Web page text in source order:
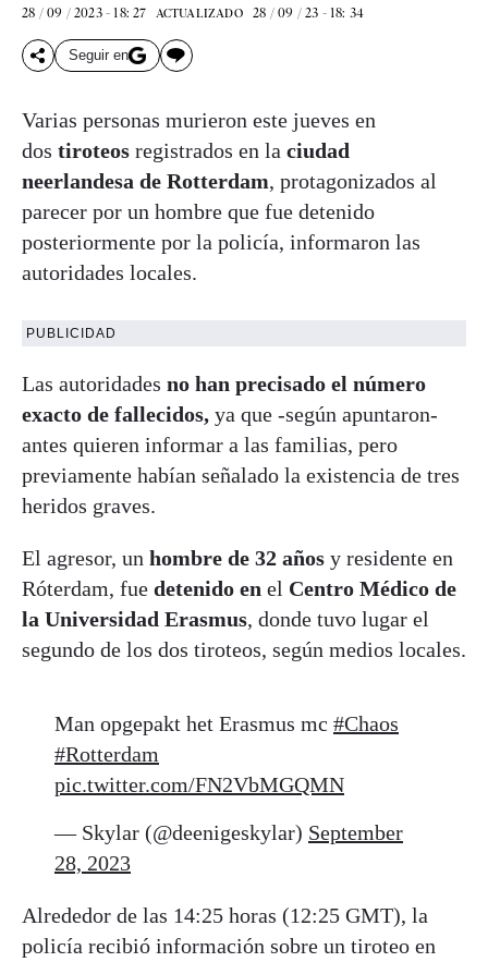
28 / 09 / 2023 - 18: 27 ACTUALIZADO 28 / 09 / 23 - 18: 34
Seguir en
Varias personas murieron este jueves en
dos tiroteos registrados en la ciudad
neerlandesa de Rotterdam, protagonizados al
parecer por un hombre que fue detenido
posteriormente por la policía, informaron las
autoridades locales.
PUBLICIDAD
Las autoridades no han precisado el número
exacto de fallecidos, ya que -según apuntaron-
antes quieren informar a las familias, pero
previamente habían señalado la existencia de tres
heridos graves.
El agresor, un hombre de 32 años y residente en
Róterdam, fue detenido en el Centro Médico de
la Universidad Erasmus, donde tuvo lugar el
segundo de los dos tiroteos, según medios locales.
Man opgepakt het Erasmus mc #Chaos
#Rotterdam
pic.twitter.com/FN2VbMGQMN
— Skylar (@deenigeskylar) September
28, 2023
Alrededor de las 14:25 horas (12:25 GMT), la
policía recibió información sobre un tiroteo en